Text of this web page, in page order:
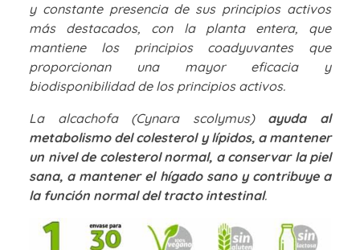
y constante presencia de sus principios activos
más destacados, con la planta entera, que
mantiene los principios coadyuvantes que
proporcionan una mayor eficacia y
biodisponibilidad de los principios activos.
La alcachofa (Cynara scolymus) ayuda al
metabolismo del colesterol y lípidos, a mantener
un nivel de colesterol normal, a conservar la piel
sana, a mantener el hígado sano y contribuye a
la función normal del tracto intestinal.